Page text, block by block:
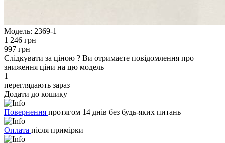
Модель: 2369-1
1 246 грн
997 грн
Слідкувати за ціною ? Ви отримаєте повідомлення про
зниження ціни на цю модель
1
переглядають зараз
Додати до кошику
Повернення протягом 14 днів без будь-яких питань
Оплата після примірки